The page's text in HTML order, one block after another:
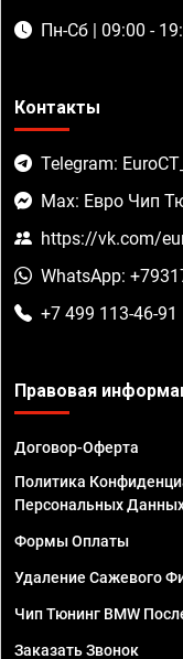
Пн-Сб | 09:00 -
Контакты
Telegram:
Max: Евро Чип
https://vk.com/
WhatsApp:
+7 499 113-46-91
Правовая
Договор-Оферта
Политика
Персональных
Формы Оплаты
Удаление Сажевого
Чип Тюнинг BMW
Заказать Звонок